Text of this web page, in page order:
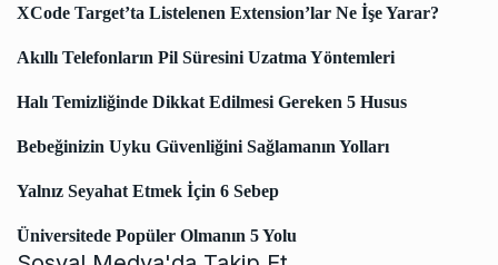
XCode Target’ta Listelenen Extension’lar Ne İşe Yarar?
Akıllı Telefonların Pil Süresini Uzatma Yöntemleri
Halı Temizliğinde Dikkat Edilmesi Gereken 5 Husus
Bebeğinizin Uyku Güvenliğini Sağlamanın Yolları
Yalnız Seyahat Etmek İçin 6 Sebep
Üniversitede Popüler Olmanın 5 Yolu